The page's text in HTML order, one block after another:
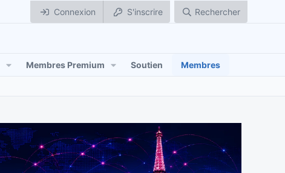
Connexion S'inscrire Rechercher
Membres Premium Soutien Membres